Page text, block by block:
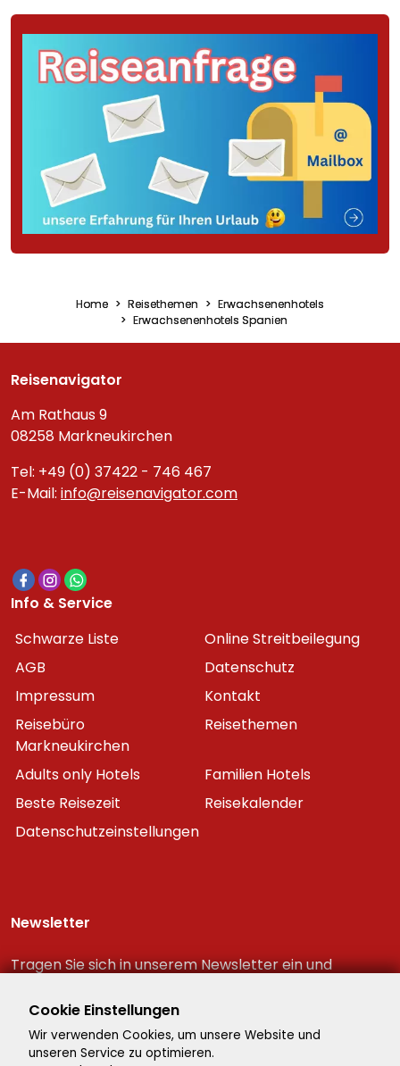
Home Reisethemen
Erwachsenenhotels
Erwachsenenhotels Spanien
Reisenavigator
Am Rathaus 9
08258 Markneukirchen
Tel: +49 (0) 37422 - 746 467
E-Mail: info@reisenavigator.com
Info & Service
Schwarze Liste
Online Streitbeilegung
AGB
Datenschutz
Impressum
Kontakt
Reisebüro
Markneukirchen
Reisethemen
Adults only Hotels
Familien Hotels
Beste Reisezeit
Reisekalender
Datenschutzeinstellungen
Newsletter
Tragen Sie sich in unserem Newsletter ein und
Reiseschnäppchen!
Cookie Einstellungen
Wir verwenden Cookies, um unsere Website und
unseren Service zu optimieren.